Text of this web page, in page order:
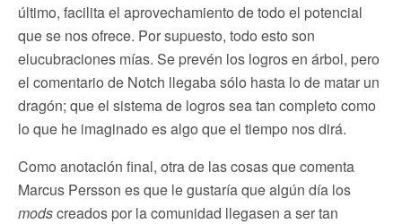
último, facilita el aprovechamiento de todo el potencial
que se nos ofrece. Por supuesto, todo esto son
elucubraciones mías. Se prevén los logros en árbol, pero
el comentario de Notch llegaba sólo hasta lo de matar un
dragón; que el sistema de logros sea tan completo como
lo que he imaginado es algo que el tiempo nos dirá.
Como anotación final, otra de las cosas que comenta
Marcus Persson es que le gustaría que algún día los
modscreados por la comunidad llegasen a ser tan